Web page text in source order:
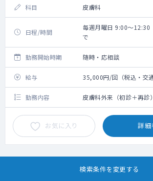
科目 皮膚科
日程/時間
毎週月曜日 9:00～
で
勤務開始時期 随時・応相談
給与 35,000円/回（税込・交通
勤務内容 皮膚科外来（初診＋再診）
お気に入り 詳細
日勤（午後診） 病院 通勤便利
検索条件を変更する